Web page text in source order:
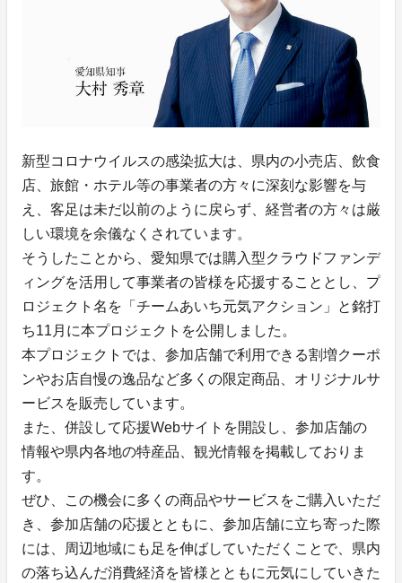
新型コロナウイルスの感染拡大は、県内の小売店、飲食
店、旅館・ホテル等の事業者の方々に深刻な影響を与
え、客足は未だ以前のように戻らず、経営者の方々は厳
しい環境を余儀なくされています。
そうしたことから、愛知県では購入型クラウドファンデ
ィングを活用して事業者の皆様を応援することとし、プ
ロジェクト名を「チームあいち元気アクション」と銘打
ち11月に本プロジェクトを公開しました。
本プロジェクトでは、参加店舗で利用できる割増クーポ
ンやお店自慢の逸品など多くの限定商品、オリジナルサ
ービスを販売しています。
また、併設して応援Webサイトを開設し、参加店舗の
情報や県内各地の特産品、観光情報を掲載しておりま
す。
ぜひ、この機会に多くの商品やサービスをご購入いただ
き、参加店舗の応援とともに、参加店舗に立ち寄った際
には、周辺地域にも足を伸ばしていただくことで、県内
の落ち込んだ消費経済を皆様とともに元気にしていきた